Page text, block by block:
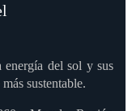
energía del sol y sus
sustentable.